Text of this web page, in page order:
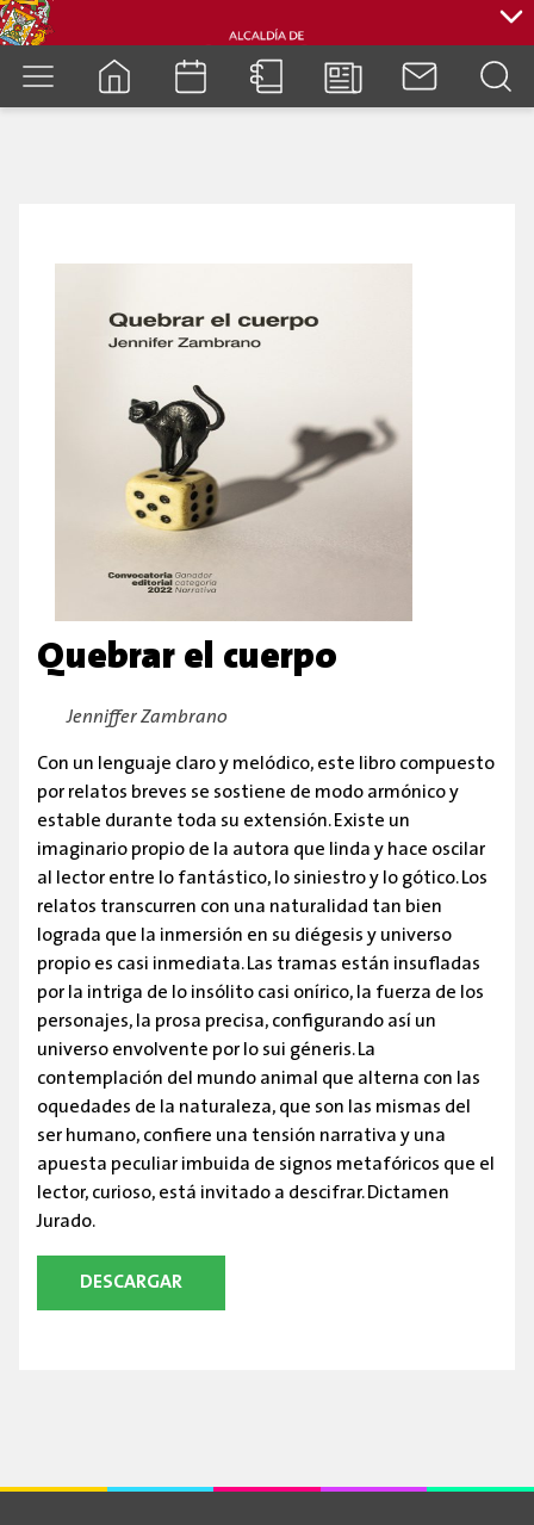
Quebrar el cuerpo
By:Jenniffer Zambrano
Con un lenguaje claro y melódico, este libro compuesto
por relatos breves se sostiene de modo armónico y
estable durante toda su extensión. Existe un
imaginario propio de la autora que linda y hace oscilar
al lector entre lo fantástico, lo siniestro y lo gótico. Los
relatos transcurren con una naturalidad tan bien
lograda que la inmersión en su diégesis y universo
propio es casi inmediata. Las tramas están insufladas
por la intriga de lo insólito casi onírico, la fuerza de los
personajes, la prosa precisa, configurando así un
universo envolvente por lo sui géneris. La
contemplación del mundo animal que alterna con las
oquedades de la naturaleza, que son las mismas del
ser humano, confiere una tensión narrativa y una
apuesta peculiar imbuida de signos metafóricos que el
lector, curioso, está invitado a descifrar. Dictamen
Jurado.
DESCARGAR